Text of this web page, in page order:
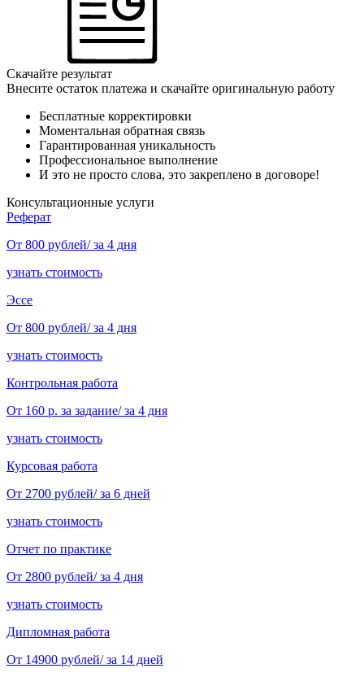
Скачайте результат
Внесите остаток платежа и скачайте оригинальную работу
Бесплатные корректировки
Моментальная обратная связь
Гарантированная уникальность
Профессиональное выполнение
И это не просто слова, это закреплено в договоре!
Консультационные услуги
Реферат
От 800 рублей/ за 4 дня
узнать стоимость
Эссе
От 800 рублей/ за 4 дня
узнать стоимость
Контрольная работа
От 160 р. за задание/ за 4 дня
узнать стоимость
Курсовая работа
От 2700 рублей/ за 6 дней
узнать стоимость
Отчет по практике
От 2800 рублей/ за 4 дня
узнать стоимость
Дипломная работа
От 14900 рублей/ за 14 дней